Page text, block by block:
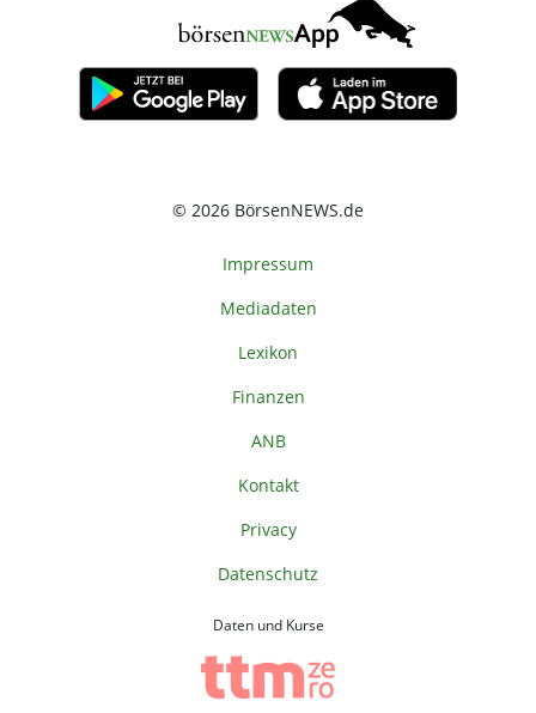
© 2026 BörsenNEWS.de
Impressum
Mediadaten
Lexikon
Finanzen
ANB
Kontakt
Privacy
Datenschutz
Daten und Kurse